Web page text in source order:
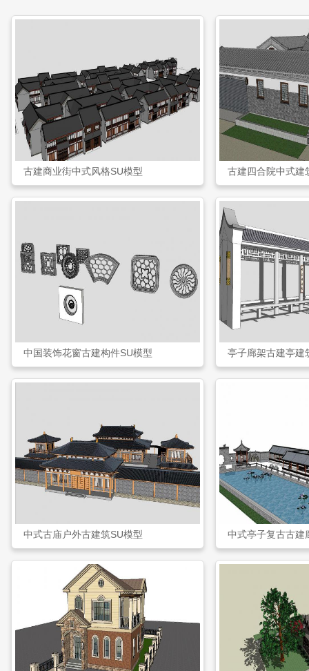
古建商业街中式风格SU模型 古建四合院中式建
中国装饰花窗古建构件SU模型 亭子廊架古建亭建
中式古庙户外古建筑SU模型 中式亭子复古古建